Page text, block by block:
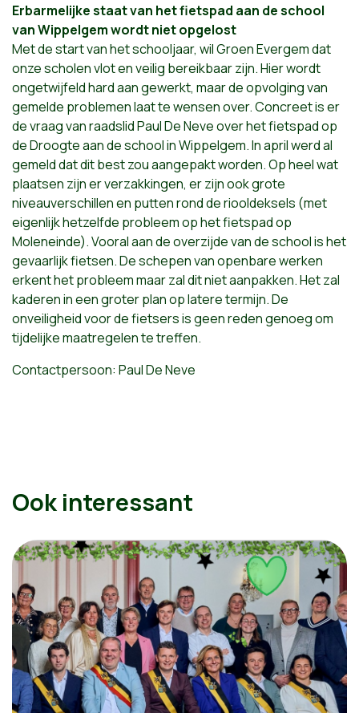
Erbarmelijke staat van het fietspad aan de school
van Wippelgem wordt niet opgelost
Met de start van het schooljaar, wil Groen Evergem dat
onze scholen vlot en veilig bereikbaar zijn. Hier wordt
ongetwijfeld hard aan gewerkt, maar de opvolging van
gemelde problemen laat te wensen over. Concreet is er
de vraag van raadslid Paul De Neve over het fietspad op
de Droogte aan de school in Wippelgem. In april werd al
gemeld dat dit best zou aangepakt worden. Op heel wat
plaatsen zijn er verzakkingen, er zijn ook grote
niveauverschillen en putten rond de riooldeksels (met
eigenlijk hetzelfde probleem op het fietspad op
Moleneinde). Vooral aan de overzijde van de school is het
gevaarlijk fietsen. De schepen van openbare werken
erkent het probleem maar zal dit niet aanpakken. Het zal
kaderen in een groter plan op latere termijn. De
onveiligheid voor de fietsers is geen reden genoeg om
tijdelijke maatregelen te treffen.
Contactpersoon: Paul De Neve
Ook interessant